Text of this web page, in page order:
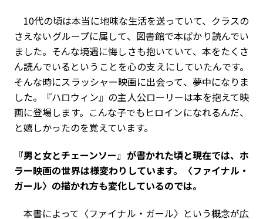
10代の頃は本当に地味な生活を送っていて、クラスの
さえないグループに属して、図書館で本ばかり読んでい
ました。そんな境遇に悔しさも抱いていて、本をたくさ
ん読んでいるということを心の支えにしていたんです。
そんな時にスラッシャー映画に出会って、夢中になりま
した。『ハロウィン』の主人公ローリーは本を抱えて映
画に登場します。こんな子でもヒロインになれるんだ、
と嬉しかったのを覚えています。
――『男と女とチェーンソー』が書かれた頃と現在では、ホ
ラー映画の世界は様変わりしています。〈ファイナル・
ガール〉の描かれ方も変化しているのでは。
本書によって〈ファイナル・ガール〉という概念が広